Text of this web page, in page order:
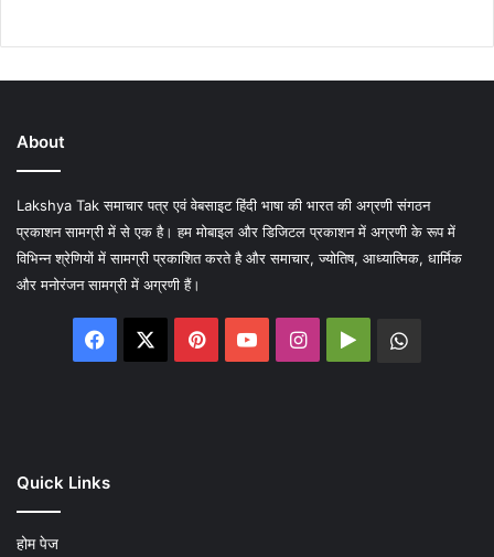
About
Lakshya Tak समाचार पत्र एवं वेबसाइट हिंदी भाषा की भारत की अग्रणी संगठन
प्रकाशन सामग्री में से एक है। हम मोबाइल और डिजिटल प्रकाशन में अग्रणी के रूप में
विभिन्न श्रेणियों में सामग्री प्रकाशित करते है और समाचार, ज्योतिष, आध्यात्मिक, धार्मिक
और मनोरंजन सामग्री में अग्रणी हैं।
Facebook PinterestYouTubeInstagram
Google
Quick Links
होम पेज